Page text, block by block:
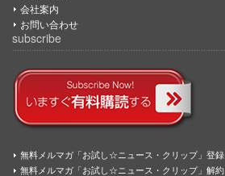
会社案内
お問い合わせ
subscribe
無料メルマガ「お試し☆ニュース・クリップ」登録
無料メルマガ「お試し☆ニュース・クリップ」解約